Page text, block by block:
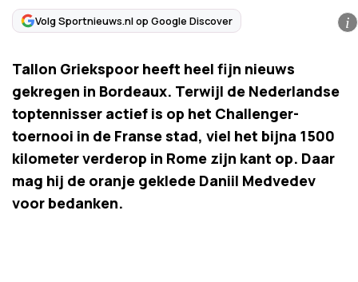
Volg Sportnieuws.nl op Google Discover i
Tallon Griekspoor heeft heel fijn nieuws
gekregen in Bordeaux. Terwijl de Nederlandse
toptennisser actief is op het Challenger-
toernooi in de Franse stad, viel het bijna 1500
kilometer verderop in Rome zijn kant op. Daar
mag hij de oranje geklede Daniil Medvedev
voor bedanken.